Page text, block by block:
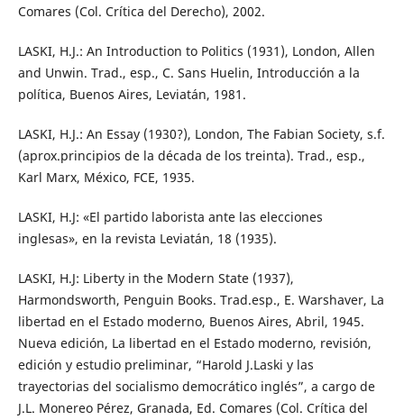
Comares (Col. Crítica del Derecho), 2002.
LASKI, H.J.: An Introduction to Politics (1931), London, Allen
and Unwin. Trad., esp., C. Sans Huelin, Introducción a la
política, Buenos Aires, Leviatán, 1981.
LASKI, H.J.: An Essay (1930?), London, The Fabian Society, s.f.
(aprox.principios de la década de los treinta). Trad., esp.,
Karl Marx, México, FCE, 1935.
LASKI, H.J: «El partido laborista ante las elecciones
inglesas», en la revista Leviatán, 18 (1935).
LASKI, H.J: Liberty in the Modern State (1937),
Harmondsworth, Penguin Books. Trad.esp., E. Warshaver, La
libertad en el Estado moderno, Buenos Aires, Abril, 1945.
Nueva edición, La libertad en el Estado moderno, revisión,
edición y estudio preliminar, “Harold J.Laski y las
trayectorias del socialismo democrático inglés”, a cargo de
J.L. Monereo Pérez, Granada, Ed. Comares (Col. Crítica del